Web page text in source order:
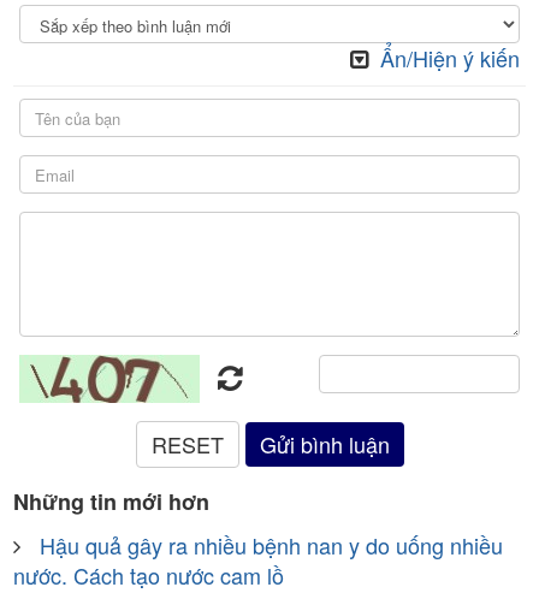
Ẩn/Hiện ý kiến
Những tin mới hơn
Hậu quả gây ra nhiều bệnh nan y do uống nhiều
nước. Cách tạo nước cam lồ